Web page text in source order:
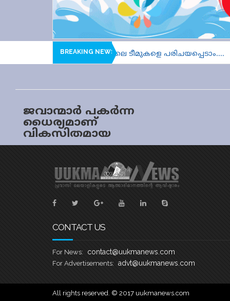
BREAKING NEWS
മൂന്ന്, നാല് ഹീറ്റ്സുകളിലെ ടീമുകളെ പരിചയപ്പെടാം....
ജവാന്മാർ പകർന്ന
ധൈര്യമാണ്
വികസിതമായ
ഭാരതത്തെ
ള്ള പ്രചോദനം;
പുൽവാമ ദിനത്തിൽ
പ്രധാനമന്ത്രി
CONTACT US
For News: contact@uukmanews.com
For Advertisements: advt@uukmanews.com
All rights reserved. © 2017 uukmanews.com